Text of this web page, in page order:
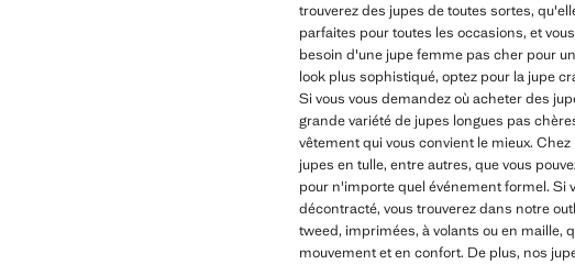
trouverez des jupes de toutes sortes,
parfaites pour toutes les occasions, et
besoin d'une jupe femme pas cher pour
look plus sophistiqué, optez pour la jupe
Si vous vous demandez où acheter des
grande variété de jupes longues pas
vêtement qui vous convient le mieux.
jupes en tulle, entre autres, que vous
pour n'importe quel événement formel. Si
décontracté, vous trouverez dans notre
tweed, imprimées, à volants ou en
mouvement et en confort. De plus, nos